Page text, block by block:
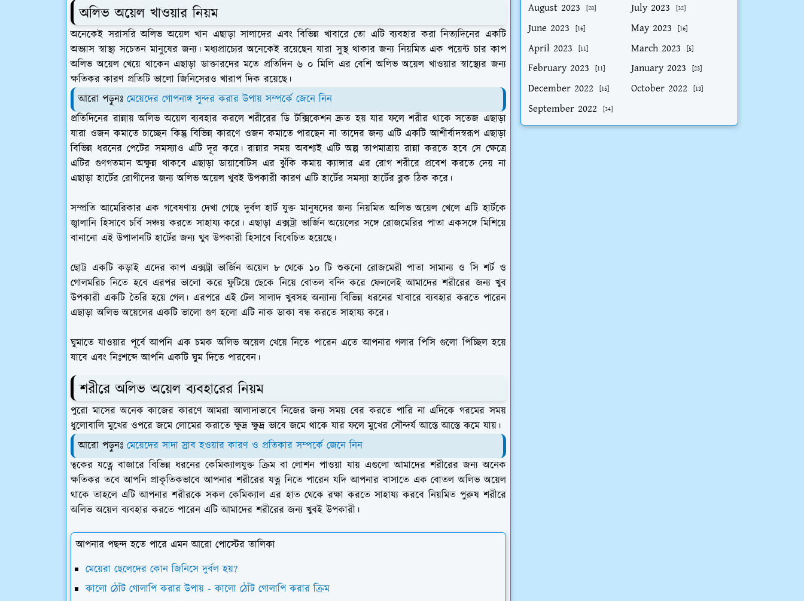
অলিভ অয়েল খাওয়ার নিয়ম
অনেকেই সরাসরি অলিভ অয়েল খান এছাড়া সালাদের এবং বিভিন্ন খাবারে তো এটি ব্যবহার করা নিত্যদিনের একটি
অভ্যাস স্বাস্থ্য সচেতন মানুষের জন্য। মধ্যপ্রাচ্যের অনেকেই রয়েছেন যারা সুস্থ থাকার জন্য নিয়মিত এক পয়েন্ট চার কাপ
অলিভ অয়েল খেয়ে থাকেন এছাড়া ডাক্তারদের মতে প্রতিদিন ৬ ০ মিলি এর বেশি অলিভ অয়েল খাওয়ার স্বাস্থ্যের জন্য
ক্ষতিকর কারণ প্রতিটি ভালো জিনিসেরও খারাপ দিক রয়েছে।
আরো পড়ুনঃ মেয়েদের গোপনাঙ্গ সুন্দর করার উপায় সম্পর্কে জেনে নিন
প্রতিদিনের রান্নায় অলিভ অয়েল ব্যবহার করলে শরীরের ডি টক্সিকেশন দ্রুত হয় যার ফলে শরীর থাকে সতেজ এছাড়া
যারা ওজন কমাতে চাচ্ছেন কিন্তু বিভিন্ন কারণে ওজন কমাতে পারছেন না তাদের জন্য এটি একটি আশীর্বাদস্বরূপ এছাড়া
বিভিন্ন ধরনের পেটের সমস্যাও এটি দূর করে। রান্নার সময় অবশ্যই এটি অল্প তাপমাত্রায় রান্না করতে হবে সে ক্ষেত্রে
এটির গুণগতমান অক্ষুন্ন থাকবে এছাড়া ডায়াবেটিস এর ঝুঁকি কমায় ক্যান্সার এর রোগ শরীরে প্রবেশ করতে দেয় না
এছাড়া হার্টের রোগীদের জন্য অলিভ অয়েল খুবই উপকারী কারণ এটি হার্টের সমস্যা হার্টের ব্লক ঠিক করে।
সম্প্রতি আমেরিকার এক গবেষণায় দেখা গেছে দুর্বল হার্ট যুক্ত মানুষদের জন্য নিয়মিত অলিভ অয়েল খেলে এটি হার্টকে
জ্বালানি হিসাবে চর্বি সঞ্চয় করতে সাহায্য করে। এছাড়া এক্সট্রা ভার্জিন অয়েলের সঙ্গে রোজমেরির পাতা একসঙ্গে মিশিয়ে
বানানো এই উপাদানটি হার্টের জন্য খুব উপকারী হিসাবে বিবেচিত হয়েছে।
ছোট্ট একটি কড়াই এদের কাপ এক্সট্রা ভার্জিন অয়েল ৮ থেকে ১০ টি শুকনো রোজমেরী পাতা সামান্য ও সি শর্ট ও
গোলমরিচ নিতে হবে এরপর ভালো করে ফুটিয়ে ছেকে নিয়ে বোতল বন্দি করে ফেললেই আমাদের শরীরের জন্য খুব
উপকারী একটি তৈরি হয়ে গেল। এরপরে এই টেল সালাদ খুবসহ অন্যান্য বিভিন্ন ধরনের খাবারে ব্যবহার করতে পারেন
এছাড়া অলিভ অয়েলের একটি ভালো গুণ হলো এটি নাক ডাকা বন্ধ করতে সাহায্য করে।
ঘুমাতে যাওয়ার পূর্বে আপনি এক চমক অলিভ অয়েল খেয়ে নিতে পারেন এতে আপনার গলার পিসি গুলো পিচ্ছিল হয়ে
যাবে এবং নিঃশব্দে আপনি একটি ঘুম দিতে পারবেন।
শরীরে অলিভ অয়েল ব্যবহারের নিয়ম
পুরো মাসের অনেক কাজের কারণে আমরা আলাদাভাবে নিজের জন্য সময় বের করতে পারি না এদিকে গরমের সময়
ধুলোবালি মুখের ওপরে জমে লোমের করাতে ক্ষুদ্র ক্ষুদ্র ভাবে জমে থাকে যার ফলে মুখের সৌন্দর্য আস্তে আস্তে কমে যায়।
আরো পড়ুনঃ মেয়েদের সাদা স্রাব হওয়ার কারণ ও প্রতিকার সম্পর্কে জেনে নিন
ত্বকের যত্নে বাজারে বিভিন্ন ধরনের কেমিক্যালযুক্ত ক্রিম বা লোশন পাওয়া যায় এগুলো আমাদের শরীরের জন্য অনেক
ক্ষতিকর তবে আপনি প্রাকৃতিকভাবে আপনার শরীরের যত্ন নিতে পারেন যদি আপনার বাসাতে এক বোতল অলিভ অয়েল
থাকে তাহলে এটি আপনার শরীরকে সকল কেমিক্যাল এর হাত থেকে রক্ষা করতে সাহায্য করবে নিয়মিত পুরুষ শরীরে
অলিভ অয়েল ব্যবহার করতে পারেন এটি আমাদের শরীরের জন্য খুবই উপকারী।
আপনার পছন্দ হতে পারে এমন আরো পোস্টের তালিকা
মেয়েরা ছেলেদের কোন জিনিসে দুর্বল হয়?
কালো ঠোঁট গোলাপি করার উপায় - কালো ঠোঁট গোলাপি করার ক্রিম
August 2023 [28] July 2023 [32]
June 2023 [16] May 2023 [16]
April 2023 [11] March 2023 [5]
February 2023 [11] January 2023 [23]
December 2022 [15] October 2022 [13]
September 2022 [34]